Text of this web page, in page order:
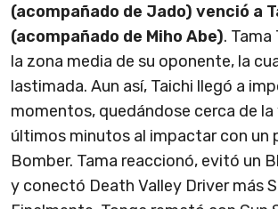
(acompañado de Jado) venció a
(acompañado de Miho Abe).
la zona media de su oponente, la
lastimada. Aun así, Taichi llegó a
momentos, quedándose cerca de
últimos minutos al impactar con un
Bomber. Tama reaccionó, evitó un
y conectó Death Valley Driver más